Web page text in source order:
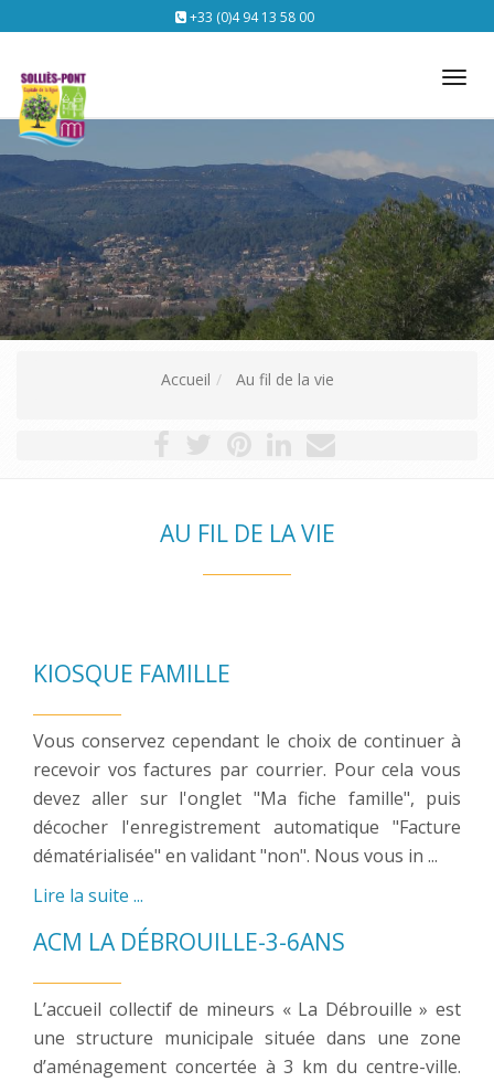
+33 (0)4 94 13 58 00
Accueil Au fil de la vie
AU FIL DE LA VIE
KIOSQUE FAMILLE
Vous conservez cependant le choix de continuer à
recevoir vos factures par courrier. Pour cela vous
devez aller sur l'onglet "Ma fiche famille", puis
décocher l'enregistrement automatique "Facture
dématérialisée" en validant "non". Nous vous in ...
Lire la suite ...
ACM LA DÉBROUILLE-3-6ANS
L’accueil collectif de mineurs « La Débrouille » est
une structure municipale située dans une zone
d’aménagement concertée à 3 km du centre-ville.